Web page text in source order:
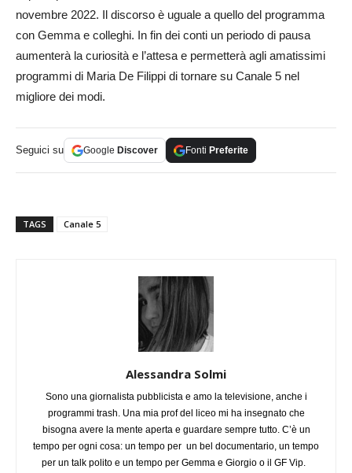
novembre 2022. Il discorso è uguale a quello del programma
con Gemma e colleghi. In fin dei conti un periodo di pausa
aumenterà la curiosità e l’attesa e permetterà agli amatissimi
programmi di Maria De Filippi di tornare su Canale 5 nel
migliore dei modi.
Seguici su Google Discover Fonti Preferite
TAGS Canale 5
Alessandra Solmi
Sono una giornalista pubblicista e amo la televisione, anche i
programmi trash. Una mia prof del liceo mi ha insegnato che
bisogna avere la mente aperta e guardare sempre tutto. C’è un
tempo per ogni cosa: un tempo per un bel documentario, un tempo
per un talk polito e un tempo per Gemma e Giorgio o il GF Vip.